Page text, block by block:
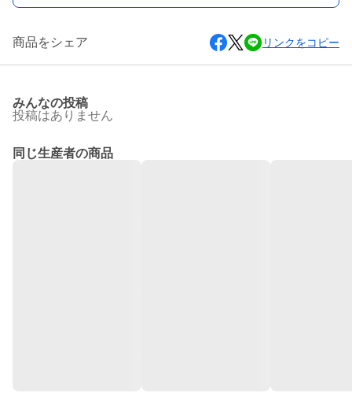
商品をシェア リンクをコピー
みんなの投稿
投稿はありません
同じ生産者の商品